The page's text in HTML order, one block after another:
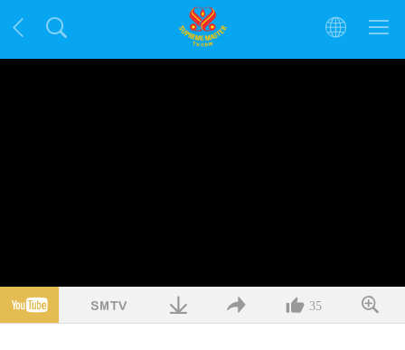
35